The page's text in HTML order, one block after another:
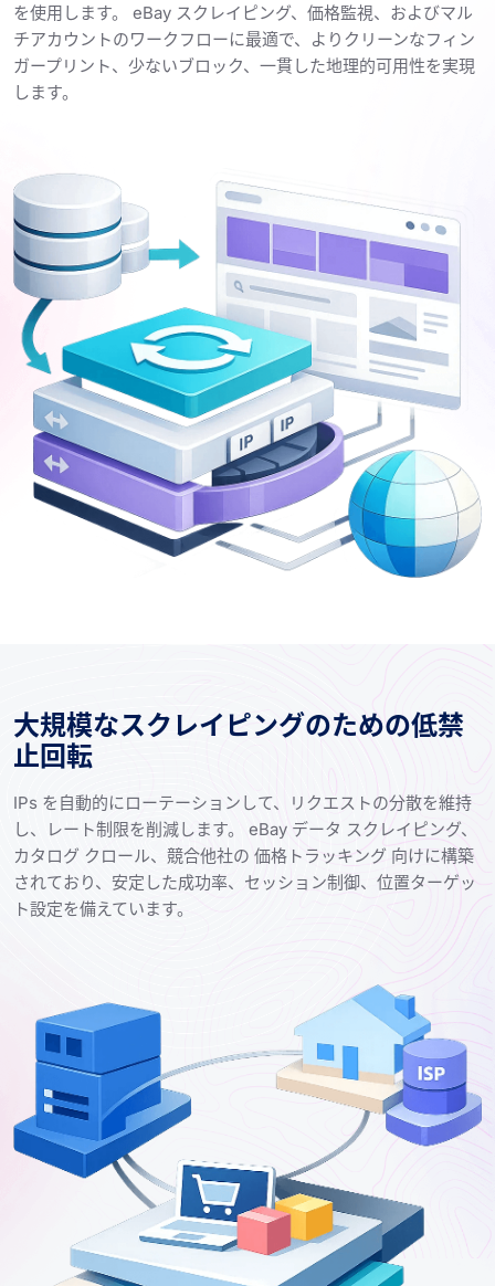
を使用します。 eBay スクレイピング、価格監視、およびマル
チアカウントのワークフローに最適で、よりクリーンなフィン
ガープリント、少ないブロック、一貫した地理的可用性を実現
します。
大規模なスクレイピングのための低禁
止回転
IPs を自動的にローテーションして、リクエストの分散を維持
し、レート制限を削減します。 eBay データ スクレイピング、
カタログ クロール、競合他社の 価格トラッキング 向けに構築
されており、安定した成功率、セッション制御、位置ターゲッ
ト設定を備えています。